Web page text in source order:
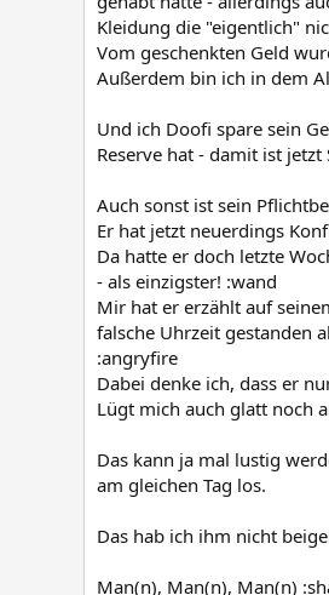
Kleidung die "eigentlich"
Vom geschenkten Geld
Außerdem bin ich in dem
Und ich Doofi spare sein
Reserve hat - damit ist jetzt
Auch sonst ist sein
Er hat jetzt neuerdings
Da hatte er doch letzte
- als einzigster! :wand
Mir hat er erzählt auf
falsche Uhrzeit gestanden
:angryfire
Dabei denke ich, dass er
Lügt mich auch glatt noch
Das kann ja mal lustig
am gleichen Tag los.
Das hab ich ihm nicht
Man(n), Man(n), Man(n)